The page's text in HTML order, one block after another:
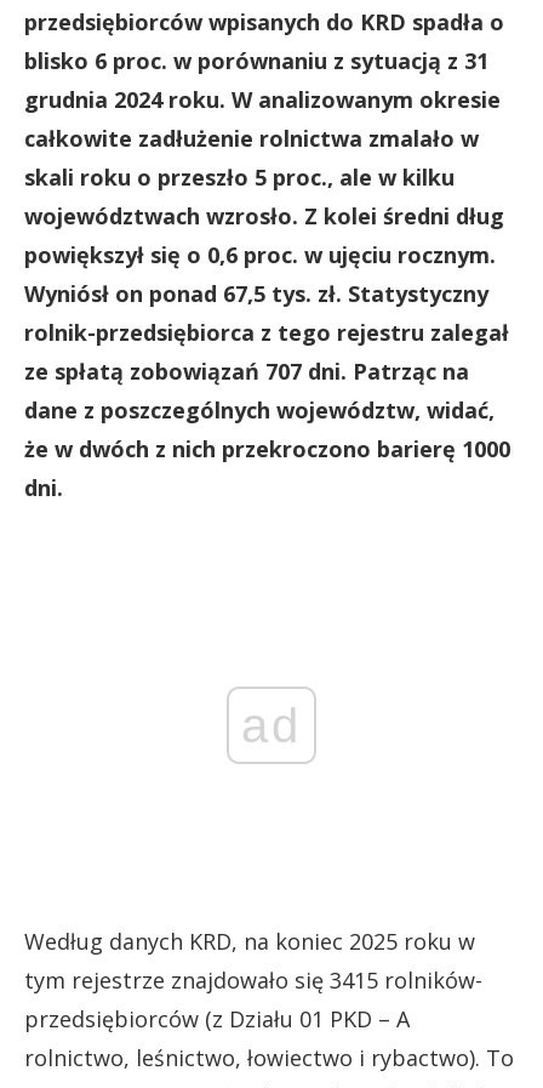
przedsiębiorców wpisanych do KRD spadła o
blisko 6 proc. w porównaniu z sytuacją z 31
grudnia 2024 roku. W analizowanym okresie
całkowite zadłużenie rolnictwa zmalało w
skali roku o przeszło 5 proc., ale w kilku
województwach wzrosło. Z kolei średni dług
powiększył się o 0,6 proc. w ujęciu rocznym.
Wyniósł on ponad 67,5 tys. zł. Statystyczny
rolnik-przedsiębiorca z tego rejestru zalegał
ze spłatą zobowiązań 707 dni. Patrząc na
dane z poszczególnych województw, widać,
że w dwóch z nich przekroczono barierę 1000
dni.
ad
Według danych KRD, na koniec 2025 roku w
tym rejestrze znajdowało się 3415 rolników-
przedsiębiorców (z Działu 01 PKD – A
rolnictwo, leśnictwo, łowiectwo i rybactwo). To